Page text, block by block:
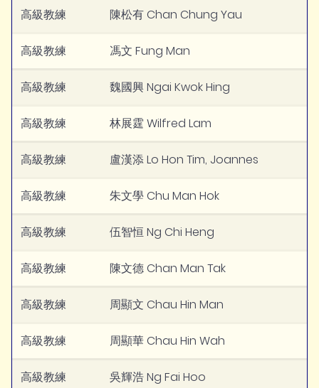
高級教練 陳松有 Chan Chung Yau
高級教練 馮文 Fung Man
高級教練 魏國興 Ngai Kwok Hing
高級教練 林展霆 Wilfred Lam
高級教練 盧漢添 Lo Hon Tim, Joannes
高級教練 朱文學 Chu Man Hok
高級教練 伍智恒 Ng Chi Heng
高級教練 陳文德 Chan Man Tak
高級教練 周顯文 Chau Hin Man
高級教練 周顯華 Chau Hin Wah
高級教練 吳輝浩 Ng Fai Hoo